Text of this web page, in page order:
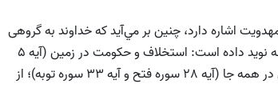
اشاره دارد، چنين بر‌ مي‌آيد كه خداوند به گروهى
از مسلمانان كه داراى دو صفت ايمان و عمل صالح هستند، سه نويد داده است: استخلاف و حكومت در زمين (آیه 5
سوره قصص و آیه 55 سوره نور)؛ نشر آیين حق به طور اساسى در همه جا (آیه 28 سوره فتح و آیه 33 سوره توبه)؛ از